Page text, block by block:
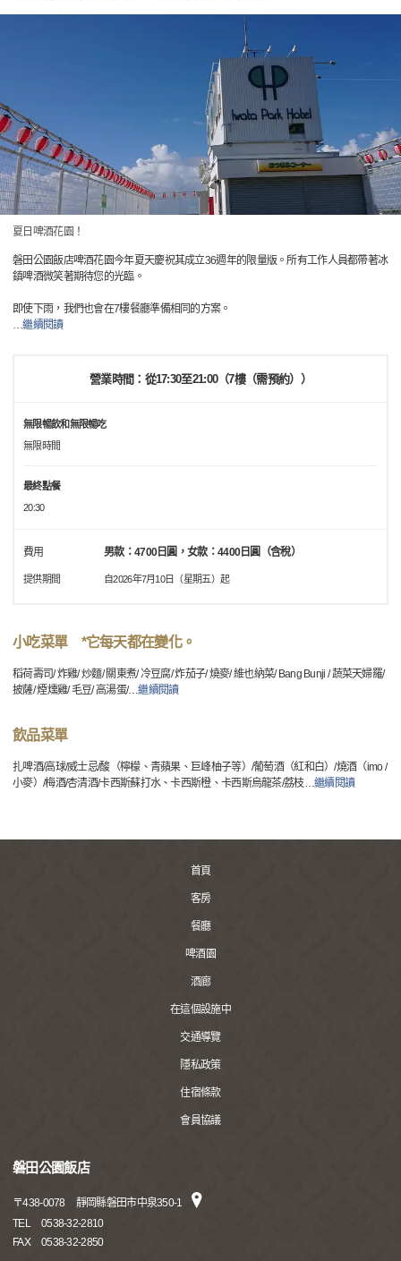
夏日啤酒花園！
磐田公園飯店啤酒花園今年夏天慶祝其成立36週年的限量版。所有工作人員都帶著冰
鎮啤酒微笑著期待您的光臨。
即使下雨，我們也會在7樓餐廳準備相同的方案。
…繼續閱讀
營業時間：從17:30至21:00（7樓（需預約））
無限暢飲和無限暢吃
無限時間
最終點餐
20:30
費用 男款：4700日圓，女款：4400日圓（含稅）
提供期間 自2026年7月10日（星期五）起
小吃菜單 *它每天都在變化。
稻荷壽司/ 炸雞/ 炒麵/ 關東煮/ 冷豆腐/ 炸茄子/ 燒麥/ 維也納菜/ Bang Bunji / 蔬菜天婦羅/
披薩/ 煙燻雞/ 毛豆/ 高湯蛋/…繼續閱讀
飲品菜單
扎啤酒/高球/威士忌/酸（檸檬、青蘋果、巨峰柚子等）/葡萄酒（紅和白）/燒酒（imo /
小麥）/梅酒/杏清酒/卡西斯蘇打水、卡西斯橙、卡西斯烏龍茶/荔枝…繼續閱讀
首頁
客房
餐廳
啤酒園
酒廊
在這個設施中
交通導覽
隱私政策
住宿條款
會員協議
磐田公園飯店
〒438-0078
靜岡縣磐田市中泉350-1
TEL
0538-32-2810
FAX
0538-32-2850